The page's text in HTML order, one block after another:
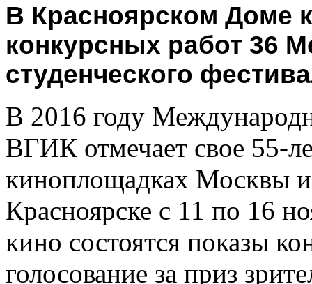
В Красноярском Доме
конкурсных работ 36
студенческого
В 2016 году
ВГИК отмечает свое 55-
киноплощадках Москвы
Красноярске с 11 по 16
кино состоятся показы
голосование за приз